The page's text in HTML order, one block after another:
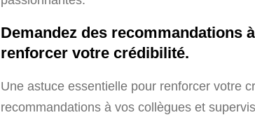
Demandez des recommandations
renforcer votre crédibilité.
Une astuce essentielle pour renforcer votre
recommandations à vos collègues et